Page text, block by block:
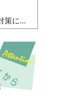
策に...